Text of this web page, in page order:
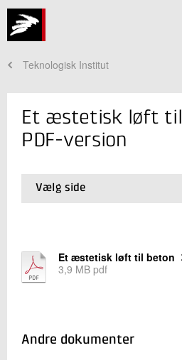
Teknologisk Institut
Jeg er din kontaktperson
Thomas Juul Andersen
Send e-mail
Et æstetisk løft
PDF-version
Vælg side
01.Tekstversion
04.
PDF-version
05.
Side 5
Et æstetisk løft til beton
3,9 MB pdf
Andre dokumenter